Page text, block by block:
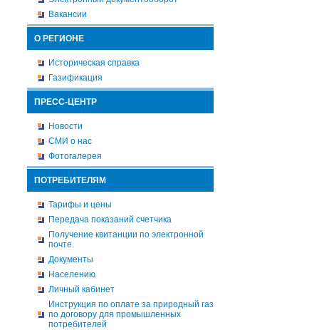
Вакансии
О РЕГИОНЕ
Историческая справка
Газификация
ПРЕСС-ЦЕНТР
Новости
СМИ о нас
Фотогалерея
ПОТРЕБИТЕЛЯМ
Тарифы и цены
Передача показаний счетчика
Получение квитанции по электронной
почте
Документы
Населению
Личный кабинет
Инструкция по оплате за природный газ
по договору для промышленных
потребителей